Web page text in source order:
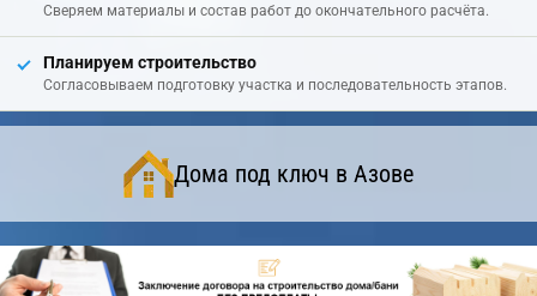
Сверяем материалы и состав работ до окончательного расчёта.
Планируем строительство
Согласовываем подготовку участка и последовательность этапов.
Дома под ключ в Азове